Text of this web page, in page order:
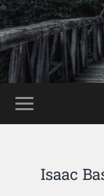
Isaac